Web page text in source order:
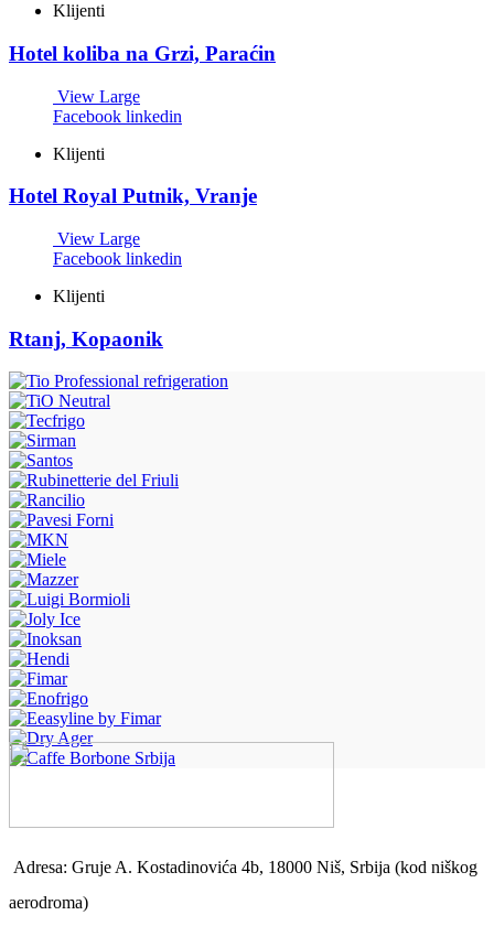
Klijenti
Hotel koliba na Grzi, Paraćin
View Large
Facebook linkedin
Klijenti
Hotel Royal Putnik, Vranje
View Large
Facebook linkedin
Klijenti
Rtanj, Kopaonik
Adresa: Gruje A. Kostadinovića 4b, 18000 Niš, Srbija (kod niškog
aerodroma)